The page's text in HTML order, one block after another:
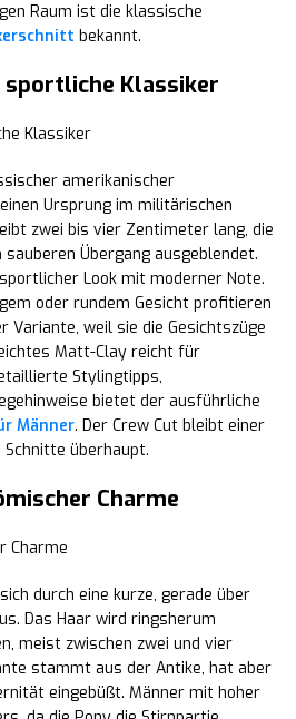
Raum ist die klassische
bekannt.
sportliche Klassiker
amerikanischer
Ursprung im militärischen
zwei bis vier Zentimeter lang, die
Übergang ausgeblendet.
Look mit moderner Note.
oder rundem Gesicht profitieren
Variante, weil sie die Gesichtszüge
Matt-Clay reicht für
Stylingtipps,
bietet der ausführliche
Männer. Der Crew Cut bleibt einer
überhaupt.
Charme
durch eine kurze, gerade über
Das Haar wird ringsherum
meist zwischen zwei und vier
stammt aus der Antike, hat aber
eingebüßt. Männer mit hoher